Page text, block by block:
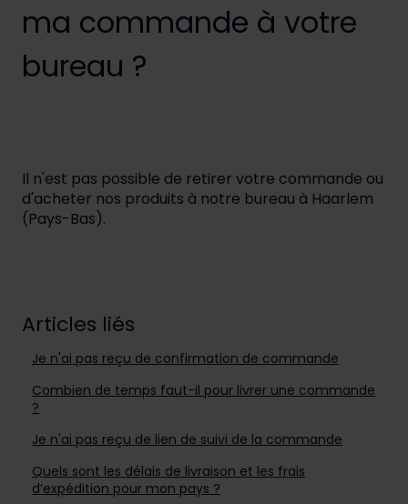
ma commande à votre
bureau ?
Il n'est pas possible de retirer votre commande ou
d'acheter nos produits à notre bureau à Haarlem
(Pays-Bas).
Articles liés
Je n'ai pas reçu de confirmation de commande
Combien de temps faut-il pour livrer une commande
?
Je n'ai pas reçu de lien de suivi de la commande
Quels sont les délais de livraison et les frais
d’expédition pour mon pays ?